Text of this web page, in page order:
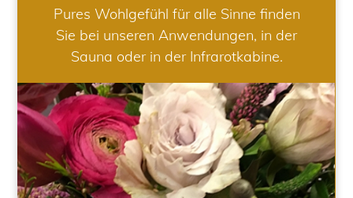
Pures Wohlgefühl für alle Sinne finden
Sie bei unseren Anwendungen, in der
Sauna oder in der Infrarotkabine.